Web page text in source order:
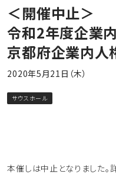
＜開催中止＞
令和2年度企業
京都府企業内人
2020年5月21日（木）
サウスホール
本催しは中止となりました。